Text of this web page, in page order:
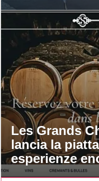
Les Grands
lancia la
esperienze
maison